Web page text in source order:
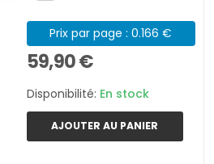
Prix par page : 0.166 €
59,90 €
Disponibilité: En stock
AJOUTER AU PANIER